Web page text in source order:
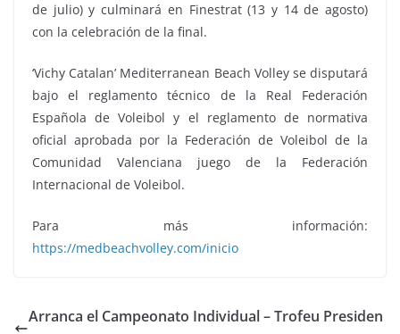
de julio) y culminará en Finestrat (13 y 14 de agosto)
con la celebración de la final.
‘Vichy Catalan’ Mediterranean Beach Volley se disputará
bajo el reglamento técnico de la Real Federación
Española de Voleibol y el reglamento de normativa
oficial aprobada por la Federación de Voleibol de la
Comunidad Valenciana juego de la Federación
Internacional de Voleibol.
Para más información:
https://medbeachvolley.com/inicio
Arranca el Campeonato Individual – Trofeu Presiden